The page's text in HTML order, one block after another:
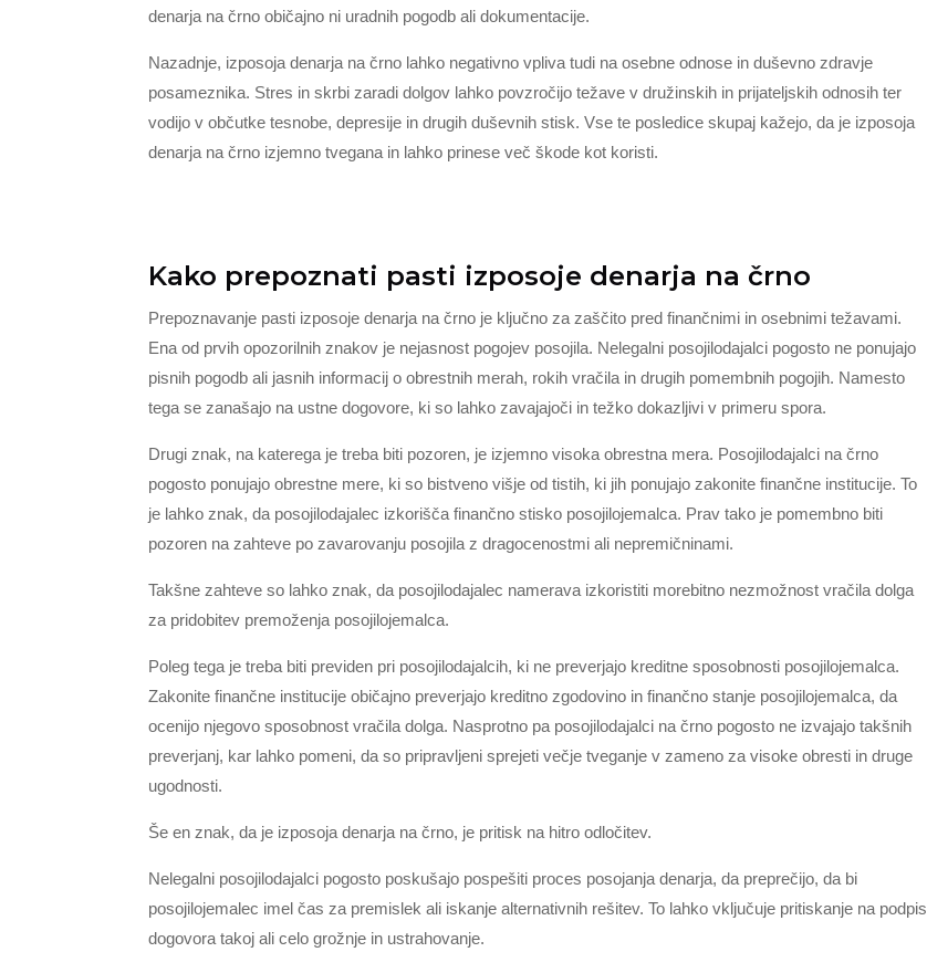
denarja na črno običajno ni uradnih pogodb ali dokumentacije.
Nazadnje, izposoja denarja na črno lahko negativno vpliva tudi na osebne odnose in duševno zdravje
posameznika. Stres in skrbi zaradi dolgov lahko povzročijo težave v družinskih in prijateljskih odnosih ter
vodijo v občutke tesnobe, depresije in drugih duševnih stisk. Vse te posledice skupaj kažejo, da je izposoja
denarja na črno izjemno tvegana in lahko prinese več škode kot koristi.
Kako prepoznati pasti izposoje denarja na črno
Prepoznavanje pasti izposoje denarja na črno je ključno za zaščito pred finančnimi in osebnimi težavami.
Ena od prvih opozorilnih znakov je nejasnost pogojev posojila. Nelegalni posojilodajalci pogosto ne ponujajo
pisnih pogodb ali jasnih informacij o obrestnih merah, rokih vračila in drugih pomembnih pogojih. Namesto
tega se zanašajo na ustne dogovore, ki so lahko zavajajoči in težko dokazljivi v primeru spora.
Drugi znak, na katerega je treba biti pozoren, je izjemno visoka obrestna mera. Posojilodajalci na črno
pogosto ponujajo obrestne mere, ki so bistveno višje od tistih, ki jih ponujajo zakonite finančne institucije. To
je lahko znak, da posojilodajalec izkorišča finančno stisko posojilojemalca. Prav tako je pomembno biti
pozoren na zahteve po zavarovanju posojila z dragocenostmi ali nepremičninami.
Takšne zahteve so lahko znak, da posojilodajalec namerava izkoristiti morebitno nezmožnost vračila dolga
za pridobitev premoženja posojilojemalca.
Poleg tega je treba biti previden pri posojilodajalcih, ki ne preverjajo kreditne sposobnosti posojilojemalca.
Zakonite finančne institucije običajno preverjajo kreditno zgodovino in finančno stanje posojilojemalca, da
ocenijo njegovo sposobnost vračila dolga. Nasprotno pa posojilodajalci na črno pogosto ne izvajajo takšnih
preverjanj, kar lahko pomeni, da so pripravljeni sprejeti večje tveganje v zameno za visoke obresti in druge
ugodnosti.
Še en znak, da je izposoja denarja na črno, je pritisk na hitro odločitev.
Nelegalni posojilodajalci pogosto poskušajo pospešiti proces posojanja denarja, da preprečijo, da bi
posojilojemalec imel čas za premislek ali iskanje alternativnih rešitev. To lahko vključuje pritiskanje na podpis
dogovora takoj ali celo grožnje in ustrahovanje.